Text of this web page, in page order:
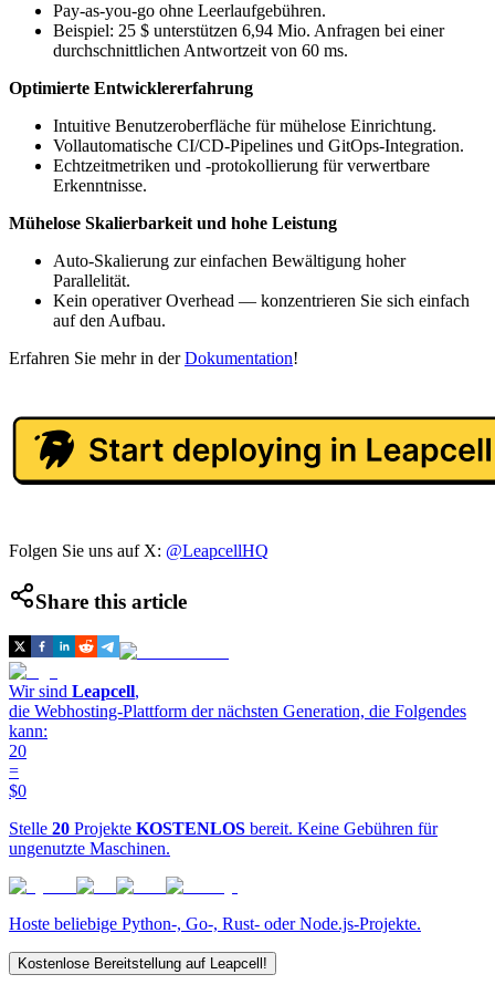
Pay-as-you-go ohne Leerlaufgebühren.
Beispiel: 25 $ unterstützen 6,94 Mio. Anfragen bei einer
durchschnittlichen Antwortzeit von 60 ms.
Optimierte Entwicklererfahrung
Intuitive Benutzeroberfläche für mühelose Einrichtung.
Vollautomatische CI/CD-Pipelines und GitOps-Integration.
Echtzeitmetriken und -protokollierung für verwertbare
Erkenntnisse.
Mühelose Skalierbarkeit und hohe Leistung
Auto-Skalierung zur einfachen Bewältigung hoher
Parallelität.
Kein operativer Overhead — konzentrieren Sie sich einfach
auf den Aufbau.
Erfahren Sie mehr in derDokumentation!
Folgen Sie uns auf X: @LeapcellHQ
Share this article
Wir sind Leapcell,
die Webhosting-Plattform der nächsten Generation, die Folgendes
kann:
20
=
$0
Stelle 20 Projekte KOSTENLOS bereit. Keine Gebühren für
ungenutzte Maschinen.
Hoste beliebige Python-, Go-, Rust- oder Node.js-Projekte.
Kostenlose Bereitstellung auf Leapcell!